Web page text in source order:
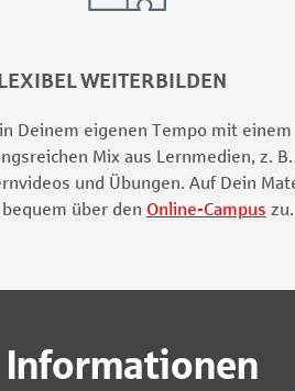
WEITERBILDEN
Deinem eigenen Tempo mit einem
Mix aus Lernmedien, z. B.
und Übungen. Auf Dein
über den Online-Campus zu.
Informationen